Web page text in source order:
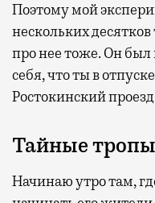
Поэтому мой
нескольких
про нее тоже. Он был
себя, что ты в
Ростокинский
Тайные тропы
Начинаю утро там,